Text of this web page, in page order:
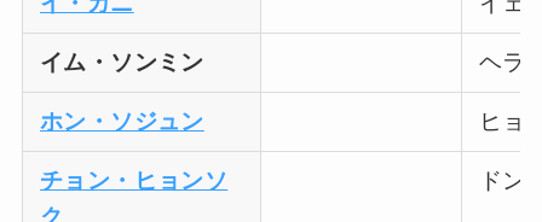
イム・ソンミン ヘラ
ホン・ソジュン ヒョ
チョン・ヒョンソ
ドン